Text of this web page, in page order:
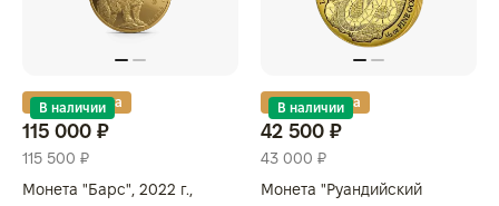
Золотая карта
В наличии
115 000 ₽
115 500 ₽
Монета "Барс", 2022 г.,
Золотая карта
В наличии
42 500 ₽
43 000 ₽
Монета "Руандийский